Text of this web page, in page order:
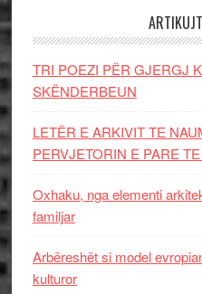
TRI POEZI PËR GJERGJ
SKËNDERBEUN
LETËR E ARKIVIT TE
PERVJETORIN E PARE
Oxhaku, nga elementi
familjar
Arbëreshët si model
kulturor